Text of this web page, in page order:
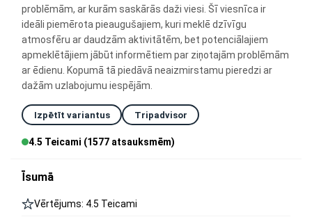
problēmām, ar kurām saskārās daži viesi. Šī viesnīca ir
ideāli piemērota pieaugušajiem, kuri meklē dzīvīgu
atmosfēru ar daudzām aktivitātēm, bet potenciālajiem
apmeklētājiem jābūt informētiem par ziņotajām problēmām
ar ēdienu. Kopumā tā piedāvā neaizmirstamu pieredzi ar
dažām uzlabojumu iespējām.
Izpētīt variantus Tripadvisor
4.5 Teicami (1577 atsauksmēm)
Īsumā
Vērtējums: 4.5 Teicami